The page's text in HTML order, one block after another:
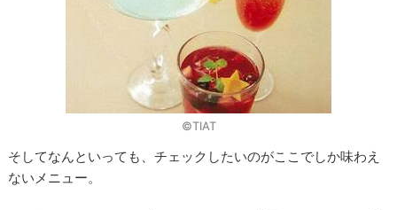
©TIAT
そしてなんといっても、チェックしたいのがここでしか味わえ
ないメニュー。